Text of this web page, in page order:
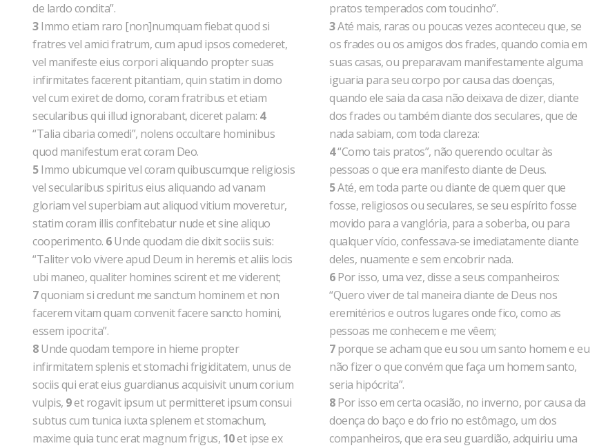
de lardo condita”.
3Immo etiam raro [non]numquam fiebat quod si
fratres vel amici fratrum, cum apud ipsos comederet,
vel manifeste eius corpori aliquando propter suas
infirmitates facerent pitantiam, quin statim in domo
vel cum exiret de domo, coram fratribus et etiam
secularibus qui illud ignorabant, diceret palam: 4
“Talia cibaria comedi”, nolens occultare hominibus
quod manifestum erat coram Deo.
5Immo ubicumque vel coram quibuscumque religiosis
vel secularibus spiritus eius aliquando ad vanam
gloriam vel superbiam aut aliquod vitium moveretur,
statim coram illis confitebatur nude et sine aliquo
cooperimento. 6Unde quodam die dixit sociis suis:
“Taliter volo vivere apud Deum in heremis et aliis locis
ubi maneo, qualiter homines scirent et me viderent;
7quoniam si credunt me sanctum hominem et non
facerem vitam quam convenit facere sancto homini,
essem ipocrita”.
8Unde quodam tempore in hieme propter
infirmitatem splenis et stomachi frigiditatem, unus de
sociis qui erat eius guardianus acquisivit unum corium
vulpis, 9et rogavit ipsum ut permitteret ipsum consui
subtus cum tunica iuxta splenem et stomachum,
maxime quia tunc erat magnum frigus, 10et ipse ex
pratos temperados com toucinho”.
3Até mais, raras ou poucas vezes aconteceu que, se
os frades ou os amigos dos frades, quando comia em
suas casas, ou preparavam manifestamente alguma
iguaria para seu corpo por causa das doenças,
quando ele saia da casa não deixava de dizer, diante
dos frades ou também diante dos seculares, que de
nada sabiam, com toda clareza:
4“Como tais pratos”, não querendo ocultar às
pessoas o que era manifesto diante de Deus.
5Até, em toda parte ou diante de quem quer que
fosse, religiosos ou seculares, se seu espírito fosse
movido para a vanglória, para a soberba, ou para
qualquer vício, confessava-se imediatamente diante
deles, nuamente e sem encobrir nada.
6Por isso, uma vez, disse a seus companheiros:
“Quero viver de tal maneira diante de Deus nos
eremitérios e outros lugares onde fico, como as
pessoas me conhecem e me vêem;
7porque se acham que eu sou um santo homem e eu
não fizer o que convém que faça um homem santo,
seria hipócrita”.
8Por isso em certa ocasião, no inverno, por causa da
doença do baço e do frio no estômago, um dos
companheiros, que era seu guardião, adquiriu uma